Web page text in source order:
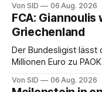
Von SID 06 Aug. 2026
FCA:
Griechenland
Der Bundesligist lässt
Millionen Euro zu
Von SID 06 Aug. 2026